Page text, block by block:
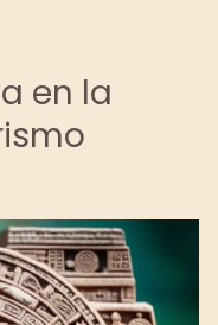
en la